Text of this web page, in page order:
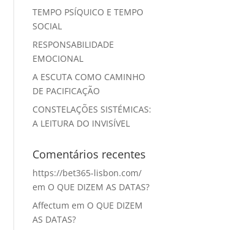
TEMPO PSÍQUICO E TEMPO
SOCIAL
RESPONSABILIDADE
EMOCIONAL
A ESCUTA COMO CAMINHO
DE PACIFICAÇÃO
CONSTELAÇÕES SISTÉMICAS:
A LEITURA DO INVISÍVEL
Comentários recentes
https://bet365-lisbon.com/
em O QUE DIZEM AS DATAS?
Affectum em O QUE DIZEM
AS DATAS?